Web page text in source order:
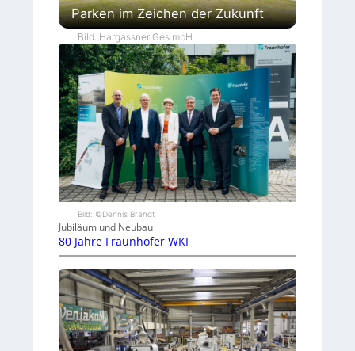
Parken im Zeichen der Zukunft
Bild: Hargassner Ges mbH
Bild: ©Dennis Brandt
Jubiläum und Neubau
80 Jahre Fraunhofer WKI